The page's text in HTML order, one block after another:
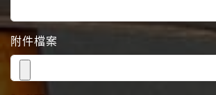
附件檔案